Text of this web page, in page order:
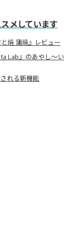
メしています
焼 蒲焼』レビュー
Lab』のあやし～い
れる新機能